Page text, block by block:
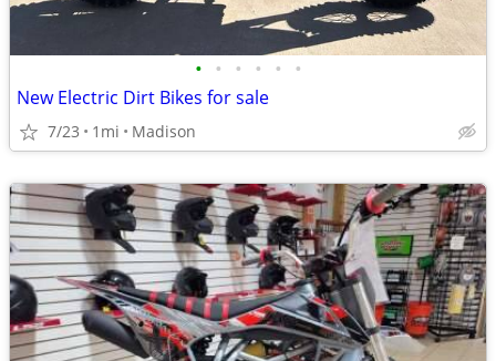
• • • • • •
New Electric Dirt Bikes for sale
7/23 1mi Madison